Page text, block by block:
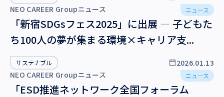
年度
NEO CAREER Groupニュース
ニュース
「新宿SDGsフェス2025」に出展 ― 子どもた
ち100人の夢が集まる環境×キャリア支...
サステナブル
2026.01.13
NEO CAREER Groupニュース
ニュース
「ESD推進ネットワーク全国フォーラム